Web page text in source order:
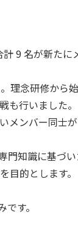
9 名が新た
念研修から
も行いました。
ンバー同士
知識に基づ
的とします。
す。